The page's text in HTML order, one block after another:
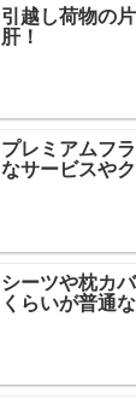
引越し荷物の
肝！
プレミアムフ
なサービスや
シーツや枕カ
くらいが普通